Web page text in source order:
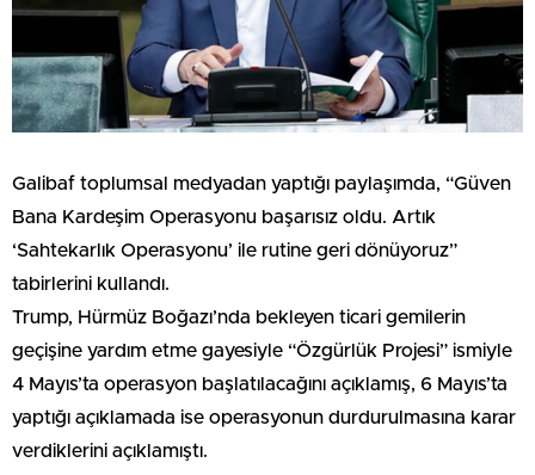
Galibaf toplumsal medyadan yaptığı paylaşımda, “Güven
Bana Kardeşim Operasyonu başarısız oldu. Artık
‘Sahtekarlık Operasyonu’ ile rutine geri dönüyoruz”
tabirlerini kullandı.
Trump, Hürmüz Boğazı’nda bekleyen ticari gemilerin
geçişine yardım etme gayesiyle “Özgürlük Projesi” ismiyle
4 Mayıs’ta operasyon başlatılacağını açıklamış, 6 Mayıs’ta
yaptığı açıklamada ise operasyonun durdurulmasına karar
verdiklerini açıklamıştı.